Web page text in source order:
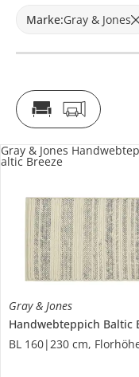
Marke:Gray & Jones
Gray & Jones
Handwebteppich Baltic
Gray & Jones
altic Breeze